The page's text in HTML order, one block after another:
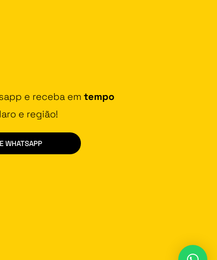
e receba em tempo
e região!
WHATSAPP